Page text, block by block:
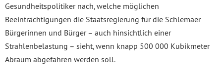
Gesundheitspolitiker nach, welche möglichen
Beeinträchtigungen die Staatsregierung für die Schlemaer
Bürgerinnen und Bürger – auch hinsichtlich einer
Strahlenbelastung – sieht, wenn knapp 500 000 Kubikmeter
Abraum abgefahren werden soll.